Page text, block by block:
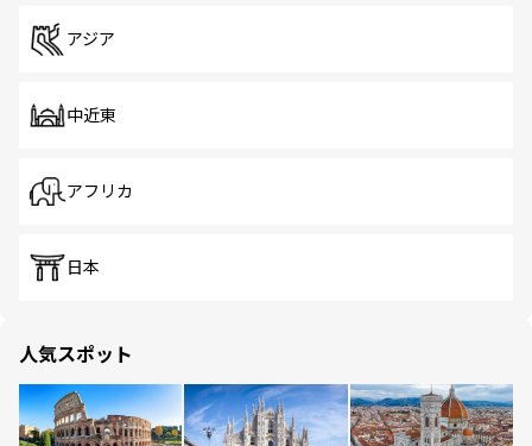
アジア
中近東
アフリカ
日本
人気スポット